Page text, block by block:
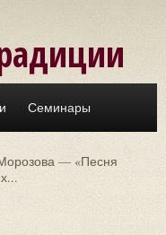
Семинары
— «Песня